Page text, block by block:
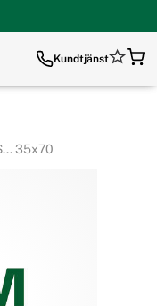
Kundtjänst
35x70